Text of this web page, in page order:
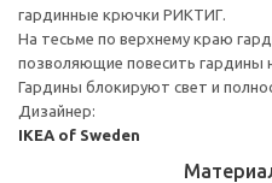
гардинные крючки РИКТИГ.
На тесьме по верхнему краю
позволяющие повесить гардины
Гардины блокируют свет и
Дизайнер:
IKEA of Sweden